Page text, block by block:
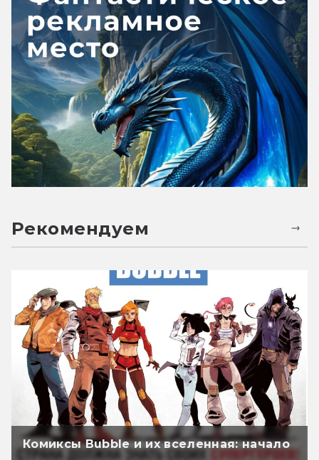
Рекомендуем
Комиксы Bubble и их вселенная: начало